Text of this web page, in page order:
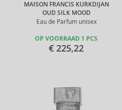
MAISON FRANCIS KURKDIJAN
OUD SILK MOOD
Eau de Parfum unisex
OP VOORRAAD 1 PCS
€ 225,22